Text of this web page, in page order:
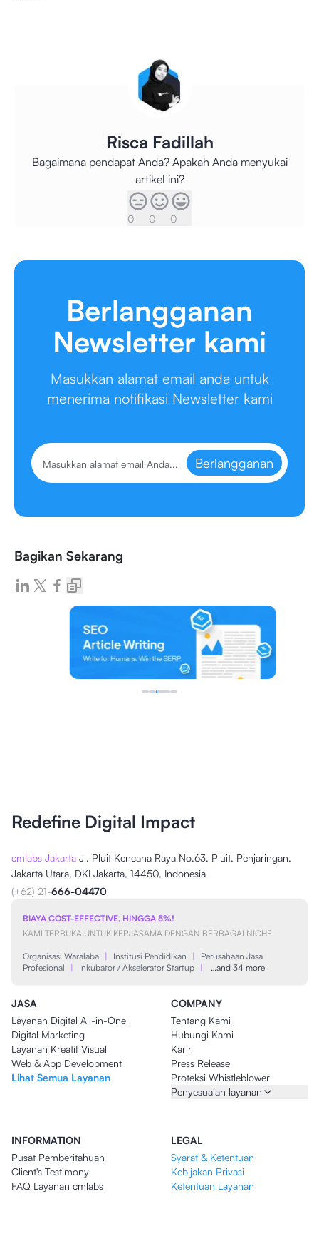
Risca Fadillah
Bagaimana pendapat Anda? Apakah Anda menyukai
artikel ini?
0 0 0
Berlangganan
Newsletter kami
Masukkan alamat email anda untuk
menerima notifikasi Newsletter kami
Berlangganan
Bagikan Sekarang
Redefine Digital Impact
cmlabs Jakarta Jl. Pluit Kencana Raya No.63, Pluit, Penjaringan,
Jakarta Utara, DKI Jakarta, 14450, Indonesia
(+62) 21-666-04470
BIAYA COST-EFFECTIVE, HINGGA 5%!
KAMI TERBUKA UNTUK KERJASAMA DENGAN BERBAGAI NICHE
Organisasi Waralaba | Institusi Pendidikan |
Perusahaan Jasa
Profesional
| Inkubator / Akselerator Startup | …and 34 more
JASA
Layanan Digital All-in-One
Digital Marketing
Layanan Kreatif Visual
Web & App Development
Lihat Semua Layanan
COMPANY
Tentang Kami
Hubungi Kami
Karir
Press Release
Proteksi Whistleblower
Penyesuaian layanan
INFORMATION
Pusat Pemberitahuan
Client's Testimony
FAQ Layanan cmlabs
LEGAL
Syarat & Ketentuan
Kebijakan Privasi
Ketentuan Layanan